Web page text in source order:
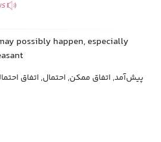
possibly happen, especially
پیش‌آمد, اتفاق ممکن, احتمال, اتفاق